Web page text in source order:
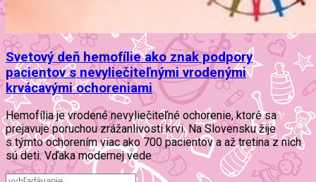
Svetový deň hemofílie ako znak podpory
pacientov s nevyliečiteľnými vrodenými
krvácavými ochoreniami
Hemofília je vrodené nevyliečiteľné ochorenie, ktoré sa
prejavuje poruchou zrážanlivosti krvi. Na Slovensku žije
s týmto ochorením viac ako 700 pacientov a až tretina z nich
sú deti. Vďaka modernej vede